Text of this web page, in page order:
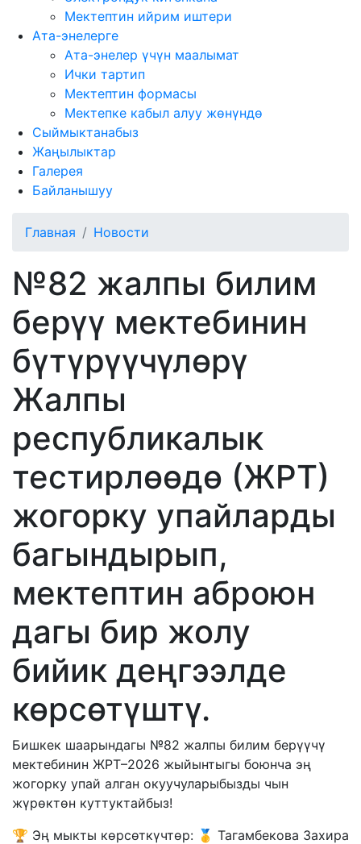
Мектептин ийрим иштери
Ата-энелерге
Ата-энелер үчүн маалымат
Ички тартип
Мектептин формасы
Мектепке кабыл алуу жөнүндө
Сыймыктанабыз
Жаңылыктар
Галерея
Байланышуу
Главная Новости
№82 жалпы билим
берүү мектебинин
бүтүрүүчүлөрү
Жалпы
республикалык
тестирлөөдө (ЖРТ)
жогорку упайларды
багындырып,
мектептин аброюн
дагы бир жолу
бийик деңгээлде
көрсөтүштү.
Бишкек шаарындагы №82 жалпы билим берүүчү
мектебинин ЖРТ–2026 жыйынтыгы боюнча эң
жогорку упай алган окуучуларыбызды чын
жүрөктөн куттуктайбыз!
🏆 Эң мыкты көрсөткүчтөр: 🥇 Тагамбекова Захира